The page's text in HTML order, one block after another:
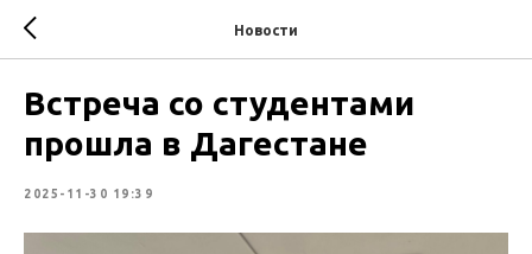
Новости
Встреча со студентами
прошла в Дагестане
2025-11-30 19:39